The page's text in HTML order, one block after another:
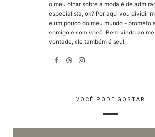
o meu olhar sobre a moda é de
especialista, ok? Por aqui vou dividir
e um pouco do meu mundo - prometo
comigo e com você. Bem-vindo ao
vontade, ele também é seu!
VOCÊ PODE GOSTAR